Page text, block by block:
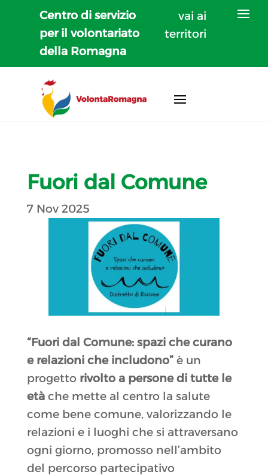
Centro di servizio
per il volontariato
della Romagna
vai ai
territori
Fuori dal Comune
7 Nov 2025
“Fuori dal Comune: spazi che curano
e relazioni che includono”è un
progetto rivolto a persone di tutte le
etàche mette al centro la salute
come bene comune, valorizzando le
relazioni e i luoghi che si attraversano
ogni giorno, promosso nell’ambito
del percorso partecipativo